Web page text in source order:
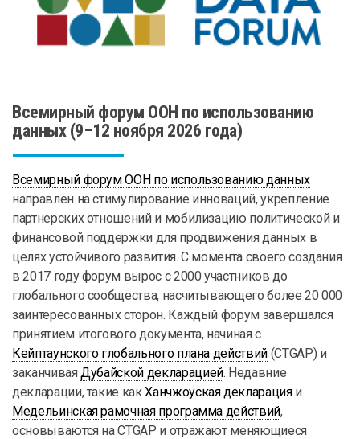
Всемирный форум ООН по использованию
данных (9–12 ноября 2026 года)
Всемирный форум ООН по использованию данных
направлен на стимулирование инноваций, укрепление
партнерских отношений и мобилизацию политической и
финансовой поддержки для продвижения данных в
целях устойчивого развития. С момента своего создания
в 2017 году форум вырос с 2000 участников до
глобального сообщества, насчитывающего более 20 000
заинтересованных сторон. Каждый форум завершался
принятием итогового документа, начиная с
Кейптаунского глобального плана действий (CTGAP) и
заканчиваяДубайской декларацией. Недавние
декларации, такие какХанчжоуская декларацияи
Медельинская рамочная программа действий,
основываются на CTGAP и отражают меняющиеся